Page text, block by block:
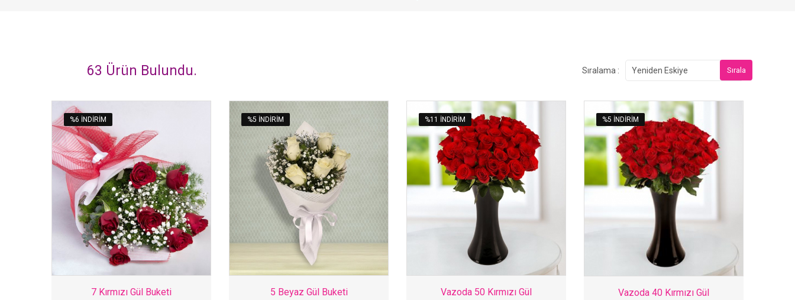
63 Ürün Bulundu. Sıralama : Yeniden Eskiye Sırala
%6 INDIRIM
7 Kırmızı Gül Buketi
%5 INDIRIM
5 Beyaz Gül Buketi
%11 INDIRIM
Vazoda 50 Kırmızı Gül
%5 INDIRIM
Vazoda 40 Kırmızı Gül